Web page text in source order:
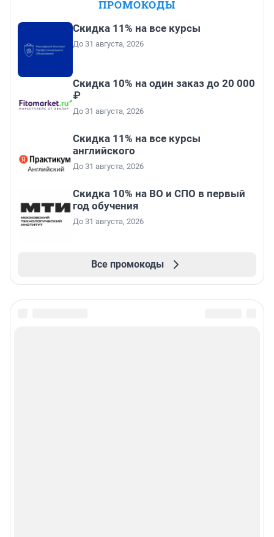
ПРОМОКОДЫ
Скидка 11% на все курсы
До 31 августа, 2026
Скидка 10% на один заказ до 20 000
₽
До 31 августа, 2026
Скидка 11% на все курсы
английского
До 31 августа, 2026
Скидка 10% на ВО и СПО в первый
год обучения
До 31 августа, 2026
Все промокоды